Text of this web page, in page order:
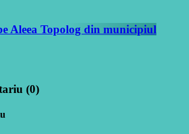
Aleea Topolog din municipiul
(0)